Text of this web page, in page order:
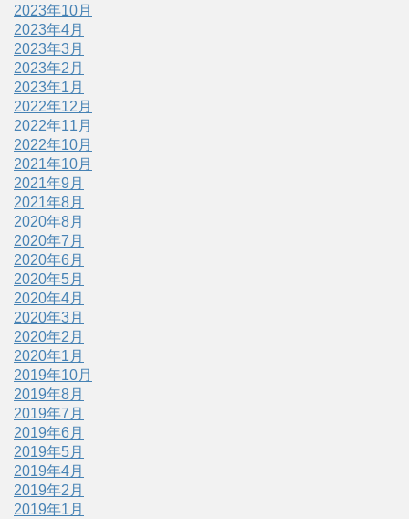
2023年10月
2023年4月
2023年3月
2023年2月
2023年1月
2022年12月
2022年11月
2022年10月
2021年10月
2021年9月
2021年8月
2020年8月
2020年7月
2020年6月
2020年5月
2020年4月
2020年3月
2020年2月
2020年1月
2019年10月
2019年8月
2019年7月
2019年6月
2019年5月
2019年4月
2019年2月
2019年1月